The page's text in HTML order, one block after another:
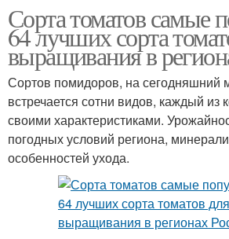
Сорта томатов самые
64 лучших сорта
выращивания в
Сортов помидоров, на сегодняшний
встречается сотни видов, каждый из
своими характеристиками.
погодных условий региона,
особенностей ухода.